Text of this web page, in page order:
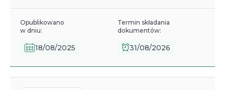
Opublikowano
w dniu:
18/08/2025
Termin składania
dokumentów:
31/08/2026